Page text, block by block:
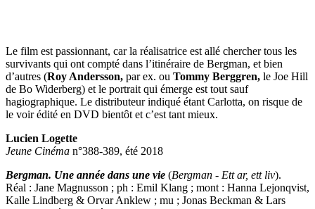
Le film est passionnant, car la réalisatrice est allé chercher tous les
survivants qui ont compté dans l’itinéraire de Bergman, et bien
d’autres (Roy Andersson, par ex. ou Tommy Berggren, le Joe Hill
de Bo Widerberg) et le portrait qui émerge est tout sauf
hagiographique. Le distributeur indiqué étant Carlotta, on risque de
le voir édité en DVD bientôt et c’est tant mieux.
Lucien Logette
Jeune Cinéma n°388-389, été 2018
Bergman. Une année dans une vie (Bergman - Ett ar, ett liv).
Réal : Jane Magnusson ; ph : Emil Klang ; mont : Hanna Lejonqvist,
Kalle Lindberg & Orvar Anklew ; mu ; Jonas Beckman & Lars